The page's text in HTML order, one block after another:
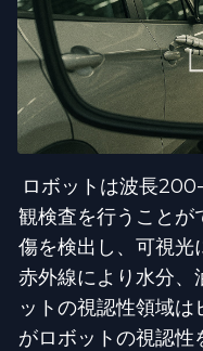
ロボットは波長
観検査を行うことが
傷を検出し、可視光
赤外線により水分、
ットの視認性領域は
がロボットの視認性